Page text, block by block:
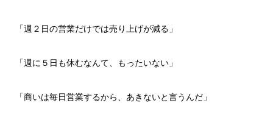
「週２日の営業だけでは売り上げが減る」
「週に５日も休むなんて、もったいない」
「商いは毎日営業するから、あきないと言うんだ」